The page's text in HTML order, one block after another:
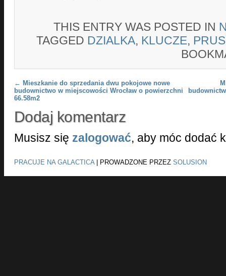
THIS ENTRY WAS POSTED IN
TAGGED DZIALKA, KLUCZE,
Post navigation
← Mieszkanie do sprzedania dwu pokojowe nowe
budownictwo w miejscowości Wrocław o powierzchni
66.58m2
Dodaj komentarz
Musisz się zalogować, aby móc dodać
PRACUJE NA GALACTICA| PROWADZONE PRZEZ SOLUSION